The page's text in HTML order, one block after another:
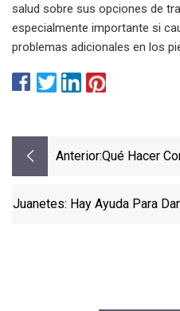
salud sobre sus opciones de
especialmente importante si
problemas adicionales en los
Anterior:Qué Hacer
Juanetes: Hay Ayuda Para